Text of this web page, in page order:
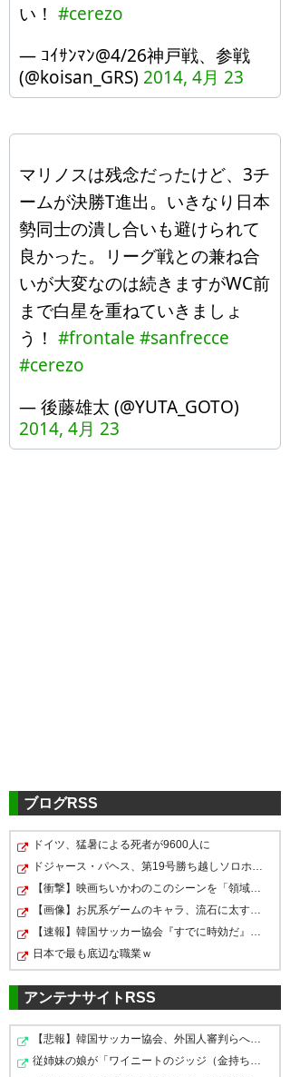
い！ #cerezo
— ｺｲｻﾝﾏﾝ@4/26神戸戦、参戦
(@koisan_GRS) 2014, 4月 23
マリノスは残念だったけど、3チ
ームが決勝T進出。いきなり日本
勢同士の潰し合いも避けられて
良かった。リーグ戦との兼ね合
いが大変なのは続きますがWC前
まで白星を重ねていきましょ
う！ #frontale #sanfrecce
#cerezo
— 後藤雄太 (@YUTA_GOTO)
2014, 4月 23
ブログRSS
ドイツ、猛暑による死者が9600人に
日本で最も底辺な職業ｗ
アンテナサイトRSS